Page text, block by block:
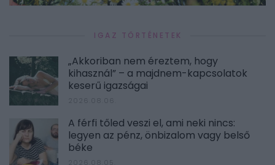
IGAZ TÖRTÉNETEK
„Akkoriban nem éreztem, hogy
kihasznál” – a majdnem-kapcsolatok
keserű igazságai
A férfi tőled veszi el, ami neki nincs:
legyen az pénz, önbizalom vagy belső
béke